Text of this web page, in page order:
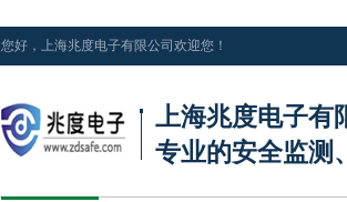
您好，上海兆度电子有限公司欢迎您！
上海兆度电子有
专业的安全监测